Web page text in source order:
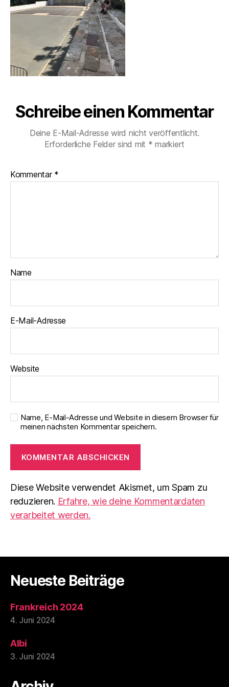
Schreibe einen Kommentar
Deine E-Mail-Adresse wird nicht veröffentlicht.
Erforderliche Felder sind mit * markiert
Kommentar *
Name
E-Mail-Adresse
Website
Name, E-Mail-Adresse und Website in diesem Browser für
meinen nächsten Kommentar speichern.
Diese Website verwendet Akismet, um Spam zu
reduzieren. Erfahre, wie deine Kommentardaten
verarbeitet werden.
Neueste Beiträge
Frankreich 2024
4. Juni 2024
Albi
3. Juni 2024